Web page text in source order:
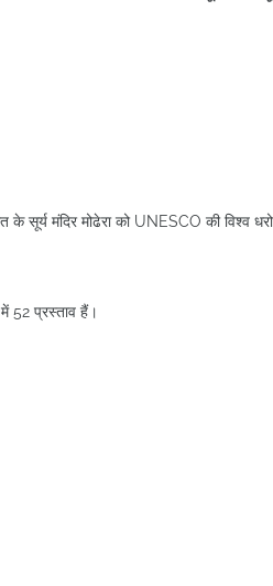
सूर्य मंदिर मोढेरा को UNESCO की विश्व
52 प्रस्ताव हैं।